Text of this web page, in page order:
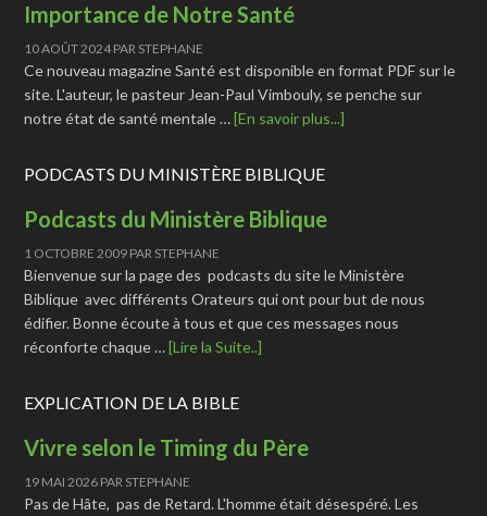
Importance de Notre Santé
10 AOÛT 2024PAR STEPHANE
Ce nouveau magazine Santé est disponible en format PDF sur le
site. L'auteur, le pasteur Jean-Paul Vimbouly, se penche sur
notre état de santé mentale …[En savoir plus...]
PODCASTS DU MINISTÈRE BIBLIQUE
Podcasts du Ministère Biblique
1 OCTOBRE 2009 PAR STEPHANE
Bienvenue sur la page des podcasts du site le Ministère
Biblique avec différents Orateurs qui ont pour but de nous
édifier. Bonne écoute à tous et que ces messages nous
réconforte chaque …[Lire la Suite..]
EXPLICATION DE LA BIBLE
Vivre selon le Timing du Père
19 MAI 2026 PAR STEPHANE
Pas de Hâte, pas de Retard. L'homme était désespéré. Les